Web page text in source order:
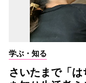
学ぶ・知る
さいたまで「